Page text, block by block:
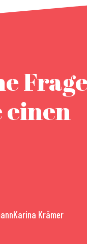
einen
Karina Krämer